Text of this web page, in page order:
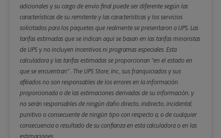
adicionales y su cargo de envío final puede ser diferente según las
características de su remitente y las características y los servicios
solicitados para los paquetes que realmente se presentaron a UPS. Las
tarifas estimadas que se indican aquí se basan en las tarifas minoristas
de UPS y no incluyen incentivos ni programas especiales. Esta
calculadora y las tarifas estimadas se proporcionan "en el estado en
que se encuentran" . The UPS Store, Inc., sus franquiciados y sus
afiliados no son responsables de los errores en la información
proporcionada o de las estimaciones derivadas de su información, y
no serán responsables de ningún daño directo, indirecto, incidental,
punitivo o consecuente de ningún tipo con respecto a, o de cualquier
consecuencia o resultado de su confianza en esta calculadora o en las